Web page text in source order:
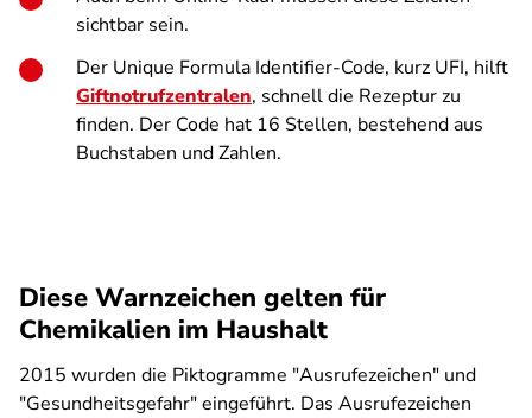
sichtbar sein.
Der Unique Formula Identifier-Code, kurz UFI, hilft
Giftnotrufzentralen, schnell die Rezeptur zu
finden. Der Code hat 16 Stellen, bestehend aus
Buchstaben und Zahlen.
Diese Warnzeichen gelten für
Chemikalien im Haushalt
2015 wurden die Piktogramme "Ausrufezeichen" und
"Gesundheitsgefahr" eingeführt. Das Ausrufezeichen